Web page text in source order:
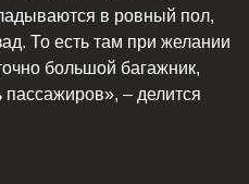
в ровный пол,
То есть там при желании
большой багажник,
пассажиров», – делится